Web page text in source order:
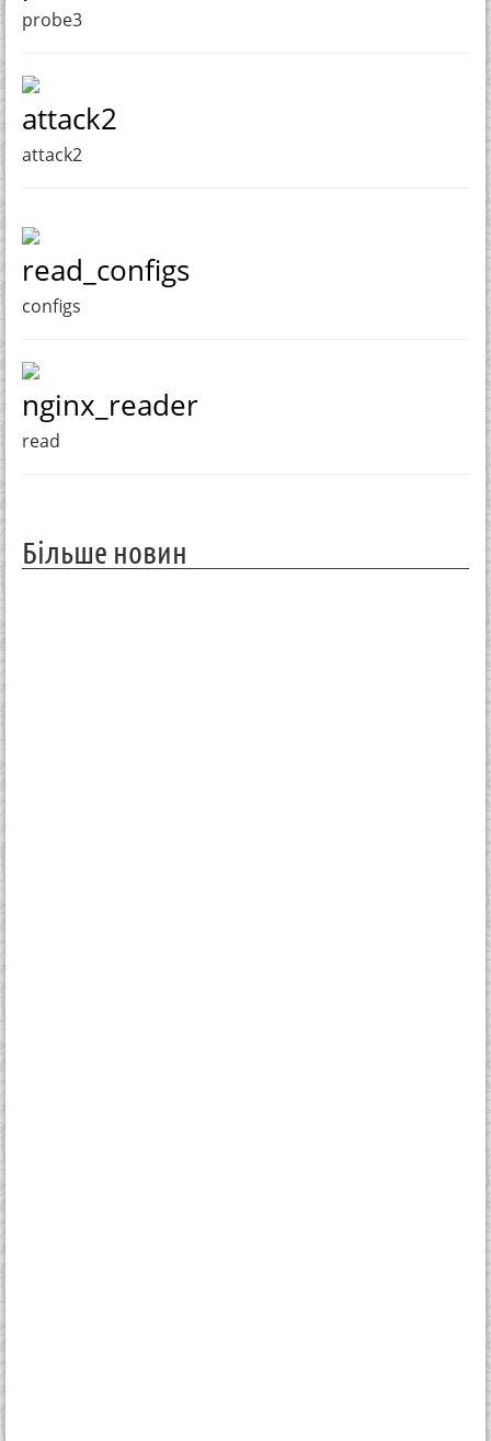
probe3
attack2
attack2
read_configs
configs
nginx_reader
read
Більше новин